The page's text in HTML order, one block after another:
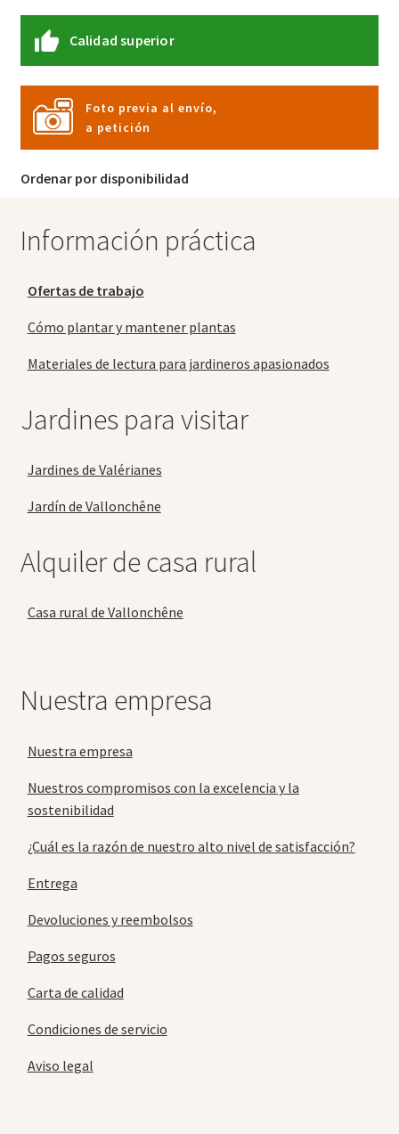
Calidad superior
Foto previa al envío,
a petición
Ordenar por disponibilidad
Información práctica
Ofertas de trabajo
Cómo plantar y mantener plantas
Materiales de lectura para jardineros apasionados
Jardines para visitar
Jardines de Valérianes
Jardín de Vallonchêne
Alquiler de casa rural
Casa rural de Vallonchêne
Nuestra empresa
Nuestra empresa
Nuestros compromisos con la excelencia y la
sostenibilidad
¿Cuál es la razón de nuestro alto nivel de satisfacción?
Entrega
Devoluciones y reembolsos
Pagos seguros
Carta de calidad
Condiciones de servicio
Aviso legal